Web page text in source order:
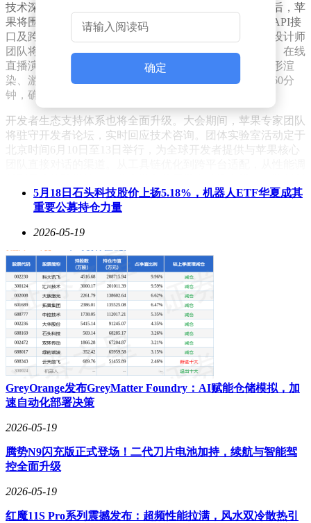
技术深度交流是本次大会的另一重点。在主题演讲结束后，苹
果将围绕新系统展开系列活动，详细介绍开发者工具、API接
口及跨平台技术框架的升级。通过专题讲座，工程师与设计师
团队将直接解答开发者疑问，分享设计理念与开发技巧。在线
直播演示、问答环节及团体实验室将覆盖机器学习、图形渲
染、游戏开发等热门领域，每场实验室活动时长不超过60分
钟，确保内容紧凑高效。
开发者生态支持体系也将全面升级。大会期间，苹果专家团队
将驻守开发者论坛，实时回应技术咨询。团体实验室活动定于
北京时间6月10日至13日举行，为全球开发者提供与苹果核心
新门槛，激发应用生态活力。
聚全球顶尖开发者的盛会，不仅将定义未来一年苹果生态的技
术方向，更可能通过操作系统底层革新，重塑移动计算、可穿
戴设备及空间计算领域的竞争格局。
确定
5月18日石头科技股价上扬5.18%，机器人ETF华夏成其
重要公募持仓力量
2026-05-19
GreyOrange发布GreyMatter Foundry：AI赋能仓储模拟，加
速自动化部署决策
2026-05-19
腾势N9闪充版正式登场！二代刀片电池加持，续航与智能驾
控全面升级
2026-05-19
红魔11S Pro系列震撼发布：超频性能拉满，风水双冷散热引